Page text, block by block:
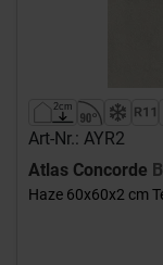
Art-Nr.: AYR2
Atlas Concorde
Haze 60x60x2 cm